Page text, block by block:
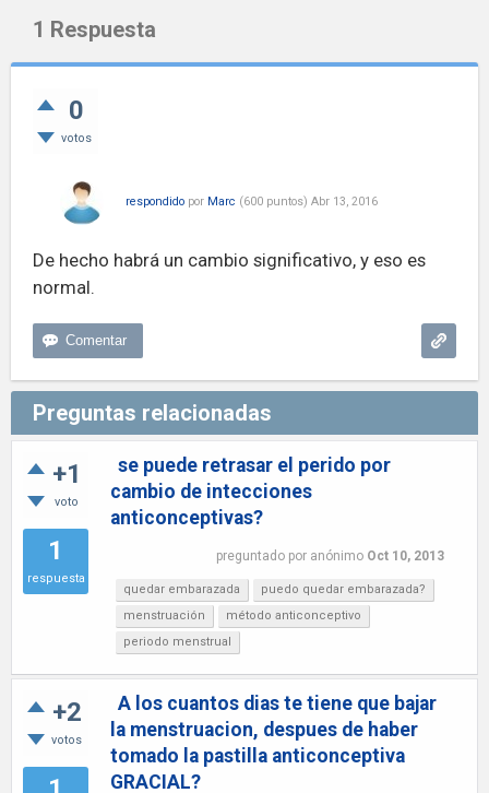
1 Respuesta
0
votos
respondido por Marc (600 puntos) Abr 13, 2016
De hecho habrá un cambio significativo, y eso es
normal.
Preguntas relacionadas
+1
voto
1
respuesta
se puede retrasar el perido por
cambio de intecciones
anticonceptivas?
preguntado por anónimo Oct 10, 2013
quedar embarazada
puedo quedar embarazada?
menstruación
método anticonceptivo
periodo menstrual
+2
votos
A los cuantos dias te tiene que bajar
la menstruacion, despues de haber
tomado la pastilla anticonceptiva
GRACIAL?